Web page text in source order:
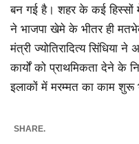
बन गई है। शहर के कई हिस्सों
ने भाजपा खेमे के भीतर ही
मंत्री ज्योतिरादित्य सिंधिया
कार्यों को प्राथमिकता देने के
इलाकों में मरम्मत का काम शुरू
SHARE.